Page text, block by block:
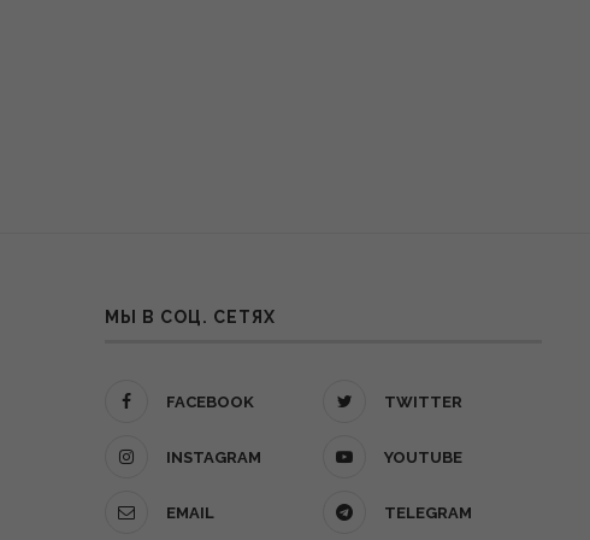
МЫ В СОЦ. СЕТЯХ
FACEBOOK TWITTER
INSTAGRAM YOUTUBE
EMAIL TELEGRAM